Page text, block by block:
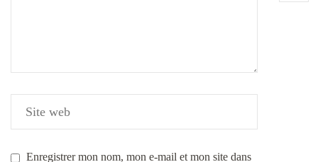
Enregistrer mon nom, mon e-mail et mon site dans